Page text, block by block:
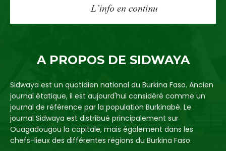
A PROPOS DE SIDWAYA
Sidwaya est un quotidien national du Burkina Faso. Ancien
journal étatique, il est aujourd'hui considéré comme un
journal de référence par la population Burkinabè. Le
journal Sidwaya est distribué principalement sur
Ouagadougou la capitale, mais également dans les
chefs-lieux des différentes régions du Burkina Faso.